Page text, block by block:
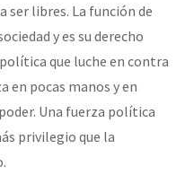
ser libres. La función de
y es su derecho
que luche en contra
en pocas manos y en
Una fuerza política
privilegio que la